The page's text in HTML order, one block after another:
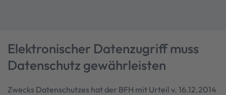
Elektronischer Datenzugriff muss
Datenschutz gewährleisten
Zwecks Datenschutzes hat der BFH mit Urteil v. 16.12.2014